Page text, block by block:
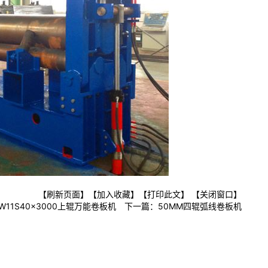
【刷新页面】 【加入收藏】 【打印此文】
【关闭窗口】
上辊万能卷板机 下一篇： 50MM四辊弧线卷板机